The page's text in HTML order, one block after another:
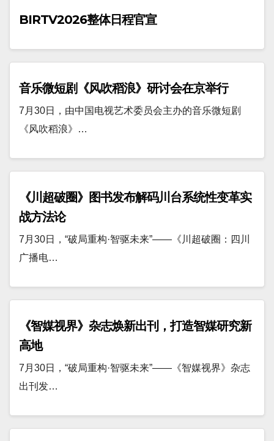
BIRTV2026整体日程官宣
音乐微短剧《风吹稻浪》研讨会在京举行
7月30日，由中国电视艺术委员会主办的音乐微短剧
《风吹稻浪》…
《川超破圈》图书发布解码川台系统性变革实
战方法论
7月30日，“破局重构·智驱未来”——《川超破圈：四川
广播电…
《智媒视界》杂志焕新出刊，打造智媒研究新
高地
7月30日，“破局重构·智驱未来”——《智媒视界》杂志
出刊发…